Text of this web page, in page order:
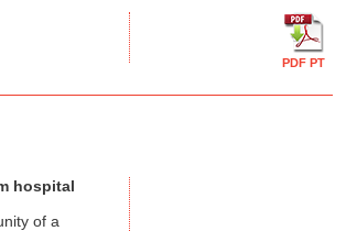
PDF PT
hospital
of a